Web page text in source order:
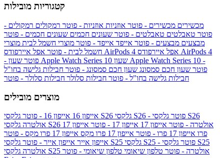
קטגוריות מובילות
מכשירים מכשירים - פוטר אוזניות אוזניות - פוטר רמקולים רמקולים -
פוטר טאבלטים טאבלטים - פוטר שעונים חכמים שעונים חכמים - פוטר
מבצעים מבצעים - פוטר אייפד אייפד - פוטר מוצרי חשמל לבית מוצרי
חשמל לבית - פוטר אפל איירפודס AirPods 4 אפל איירפודס AirPods 4
- פוטר שעון Apple Watch Series 10 שעון Apple Watch Series 10 -
פוטר שעון חכם סמסונג שעון חכם סמסונג - פוטר חבילות גלישה בחו"ל
חבילות גלישה בחו"ל - פוטר חבילות סלולר חבילות סלולר - פוטר
מוצרים מובילים
אייפון 16 אייפון 16 - פוטר גלקסי S26 גלקסי S26 - פוטר גלקסי S26
אולטרה
גלקסי S26 אולטרה - פוטר אייפון 17 אייפון 17 - פוטר
אייפון 17
פרו אייפון 17 פרו - פוטר אייפון 17 פרו מקס
אייפון 17 פרו מקס - פוטר
אייפון אייר אייפון אייר - פוטר גלקסי S25 גלקסי S25 - פוטר גלקסי S25
אולטרה
גלקסי S25 אולטרה - פוטר טלפון שיאומי טלפון שיאומי - פוטר